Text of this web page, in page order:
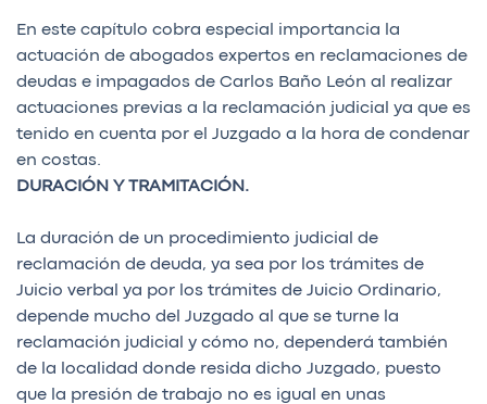
En este capítulo cobra especial importancia la
actuación de abogados expertos en reclamaciones de
deudas e impagados de Carlos Baño León al realizar
actuaciones previas a la reclamación judicial ya que es
tenido en cuenta por el Juzgado a la hora de condenar
en costas.
DURACIÓN Y TRAMITACIÓN.
La duración de un procedimiento judicial de
reclamación de deuda, ya sea por los trámites de
Juicio verbal ya por los trámites de Juicio Ordinario,
depende mucho del Juzgado al que se turne la
reclamación judicial y cómo no, dependerá también
de la localidad donde resida dicho Juzgado, puesto
que la presión de trabajo no es igual en unas